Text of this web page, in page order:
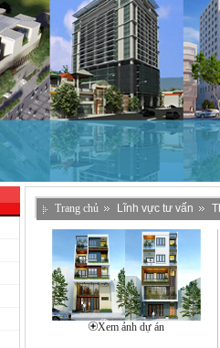
Trang chủ Lĩnh vực tư vấn
Xem ảnh dự án